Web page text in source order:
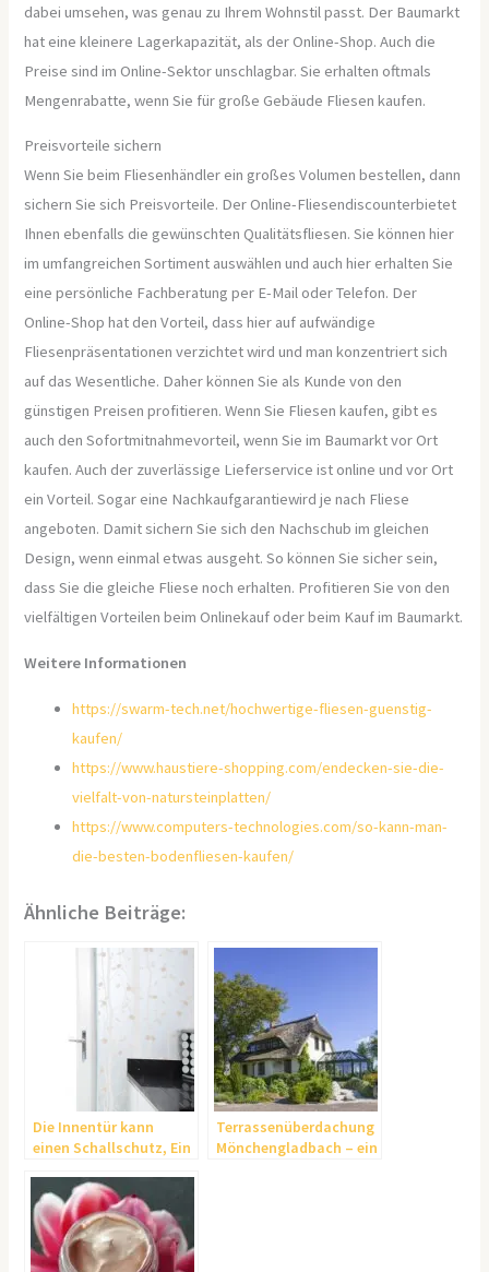
dabei umsehen, was genau zu Ihrem Wohnstil passt. Der Baumarkt
hat eine kleinere Lagerkapazität, als der Online-Shop. Auch die
Preise sind im Online-Sektor unschlagbar. Sie erhalten oftmals
Mengenrabatte, wenn Sie für große Gebäude Fliesen kaufen.
Preisvorteile sichern
Wenn Sie beim Fliesenhändler ein großes Volumen bestellen, dann
sichern Sie sich Preisvorteile. Der Online-Fliesendiscounterbietet
Ihnen ebenfalls die gewünschten Qualitätsfliesen. Sie können hier
im umfangreichen Sortiment auswählen und auch hier erhalten Sie
eine persönliche Fachberatung per E-Mail oder Telefon. Der
Online-Shop hat den Vorteil, dass hier auf aufwändige
Fliesenpräsentationen verzichtet wird und man konzentriert sich
auf das Wesentliche. Daher können Sie als Kunde von den
günstigen Preisen profitieren. Wenn Sie Fliesen kaufen, gibt es
auch den Sofortmitnahmevorteil, wenn Sie im Baumarkt vor Ort
kaufen. Auch der zuverlässige Lieferservice ist online und vor Ort
ein Vorteil. Sogar eine Nachkaufgarantiewird je nach Fliese
angeboten. Damit sichern Sie sich den Nachschub im gleichen
Design, wenn einmal etwas ausgeht. So können Sie sicher sein,
dass Sie die gleiche Fliese noch erhalten. Profitieren Sie von den
vielfältigen Vorteilen beim Onlinekauf oder beim Kauf im Baumarkt.
Weitere Informationen
https://swarm-tech.net/hochwertige-fliesen-guenstig-
kaufen/
https://www.haustiere-shopping.com/endecken-sie-die-
vielfalt-von-natursteinplatten/
https://www.computers-technologies.com/so-kann-man-
die-besten-bodenfliesen-kaufen/
Ähnliche Beiträge:
Die Innentür kann
einen Schallschutz, Ein
auch Wärmeschutz
bieten
Terrassenüberdachung
Mönchengladbach – ein